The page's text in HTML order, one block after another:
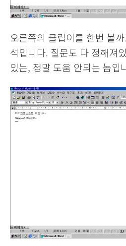
오른쪽의 클립이를 한번 볼
석입니다. 질문도 다 정해져
있는, 정말 도움 안되는 놈입